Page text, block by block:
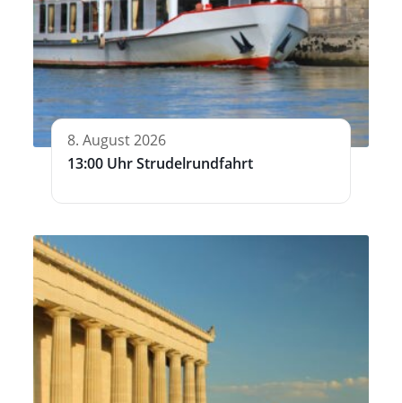
8. August 2026
13:00 Uhr Strudelrundfahrt